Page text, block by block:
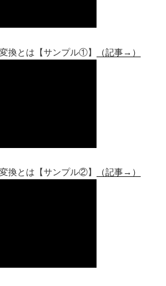
換とは【サンプル①】 （記事→）
換とは【サンプル②】 （記事→）